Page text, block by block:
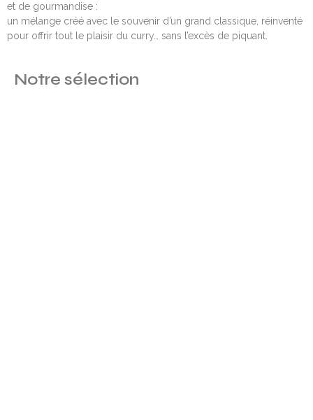
et de gourmandise :
un mélange créé avec le souvenir d’un grand classique, réinventé
pour offrir tout le plaisir du curry… sans l’excès de piquant.
Notre sélection